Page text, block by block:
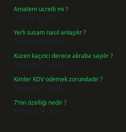
Amatem ücretli mi ?
Ağustos 4, 2026
Yerli susam nasıl anlaşılır ?
Temmuz 29, 2026
Kuzen kaçıncı derece akraba sayılır ?
Temmuz 27, 2026
Kimler KDV ödemek zorundadır ?
Temmuz 25, 2026
7’nin özelliği nedir ?
Temmuz 24, 2026